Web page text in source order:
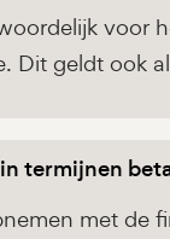
voor
Dit geldt ook
termijnen
met de